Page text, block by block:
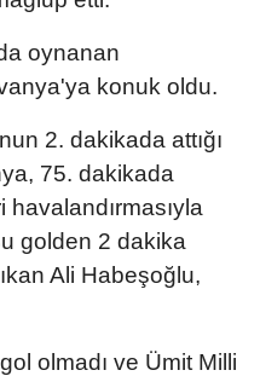
oynanan
konuk oldu.
2. dakikada attığı
75. dakikada
golden 2 dakika
Ali Habeşoğlu,
olmadı ve Ümit Milli